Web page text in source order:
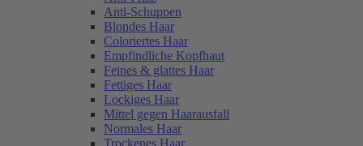
Anti-Schuppen
Blondes Haar
Coloriertes Haar
Empfindliche Kopfhaut
Feines & glattes Haar
Fettiges Haar
Lockiges Haar
Mittel gegen Haarausfall
Normales Haar
Trockenes Haar